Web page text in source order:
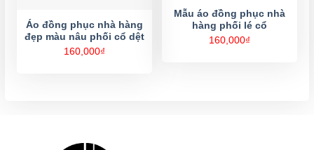
Áo đồng phục nhà hàng
đẹp màu nâu phối cổ dệt
160,000₫
Mẫu áo đồng phục nhà
hàng phối lé cổ
160,000₫